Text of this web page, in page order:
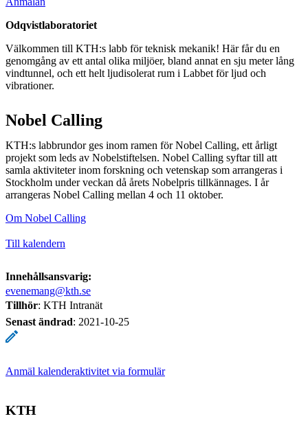
Odqvistlaboratoriet
Välkommen till KTH:s labb för teknisk mekanik! Här får du en
genomgång av ett antal olika miljöer, bland annat en sju meter lång
vindtunnel, och ett helt ljudisolerat rum i Labbet för ljud och
vibrationer.​​​​​
Nobel Calling
KTH:s labbrundor ges inom ramen för Nobel Calling, ett årligt
projekt som leds av Nobelstiftelsen. Nobel Calling syftar till att
samla aktiviteter inom forskning och vetenskap som arrangeras i
Stockholm under veckan då årets Nobelpris tillkännages. I år
arrangeras Nobel Calling mellan 4 och 11 oktober.
Om Nobel Calling
Till kalendern
Innehållsansvarig:
evenemang@kth.se
Tillhör: KTH Intranät
Senast ändrad: 2021-10-25
Anmäl kalenderaktivitet via formulär
KTH